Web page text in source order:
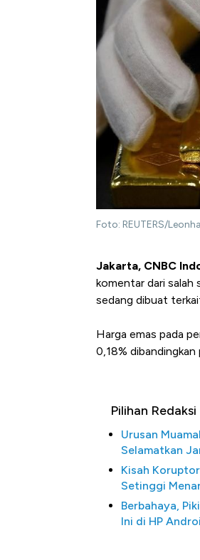
Foto: REUTERS/
Jakarta, CNBC
komentar dari salah
sedang dibuat
Harga emas pada
0,18%
Pilihan Redaksi
Urusan
Selamatkan
Kisah
Setinggi
Berbahaya,
Ini di HP